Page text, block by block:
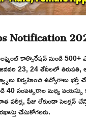
Notification
కార్పొరేషన్ నుండి
23, 24 తేదీలలో
నిర్వహించి ఉద్యోగాలు భర్తీ
40 సంవత్సరాల మధ్య వయస్సు
ఫీజు లేకుండా సెలక్షన్
చేసుకోగలరు.